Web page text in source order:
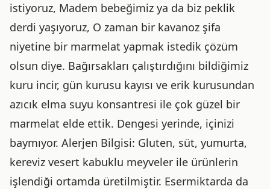
istiyoruz, Madem bebeğimiz ya da biz peklik
derdi yaşıyoruz, O zaman bir kavanoz şifa
niyetine bir marmelat yapmak istedik çözüm
olsun diye. Bağırsakları çalıştırdığını bildiğimiz
kuru incir, gün kurusu kayısı ve erik kurusundan
azıcık elma suyu konsantresi ile çok güzel bir
marmelat elde ettik. Dengesi yerinde, içinizi
baymıyor. Alerjen Bilgisi: Gluten, süt, yumurta,
kereviz vesert kabuklu meyveler ile ürünlerin
işlendiği ortamda üretilmiştir. Esermiktarda da